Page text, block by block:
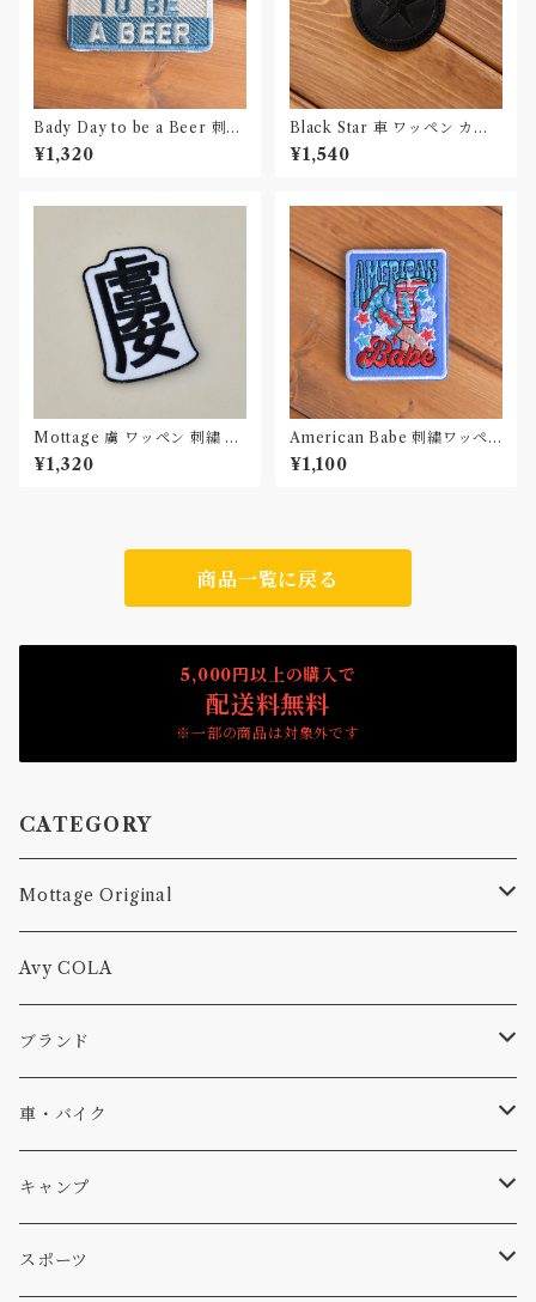
Bady Day to be a Beer 刺繍
ワッペン Patch
¥1,320
Black Star 車 ワッペン カー
パッチ
¥1,540
Mottage 虜 ワッペン 刺繍 Pa
tch
¥1,320
American Babe 刺繍ワッペ
ン Patch
¥1,100
商品一覧に戻る
5,000円以上の購入で
配送料無料
※一部の商品は対象外です
CATEGORY
Mottage Original
Tシャツ
キャップ、ニット
ソックス
雑貨
ステッカー
Avy COLA
ブランド
Db
サーフ
スキー
A-Frame
DOGS
Four My Self
車・バイク
車外
マット、シート
キャンプ
ファニチャー
スポーツ